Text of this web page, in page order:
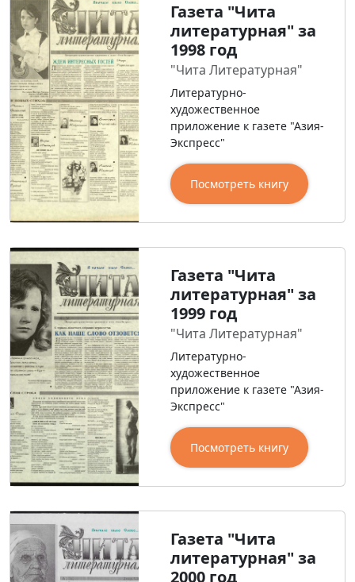
Газета "Чита
литературная" за
1998 год
"Чита Литературная"
Литературно-
художественное
приложение к газете "Азия-
Экспресс"
Посмотреть книгу
Газета "Чита
литературная" за
1999 год
"Чита Литературная"
Литературно-
художественное
приложение к газете "Азия-
Экспресс"
Посмотреть книгу
Газета "Чита
литературная" за
2000 год